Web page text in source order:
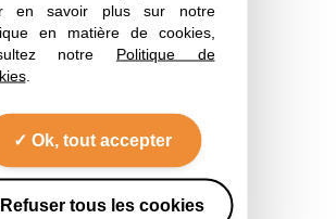
en savoir plus sur notre
en matière de cookies,
notre Politique de
.
Ok, tout accepter
Refuser tous les cookies
alimentaires
en matières grasses
en graisses saturées
en sucres
sodium ou en sel